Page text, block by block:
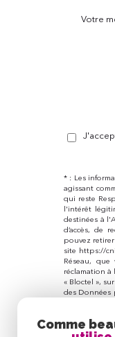
Votre
* : Les
agissant
qui reste
l'intérêt
destinées à
d’accès, de
pouvez
site https://
Réseau,
réclamation à
« Bloctel »,
des Données
Ce site est
s'appliquent.
Comme